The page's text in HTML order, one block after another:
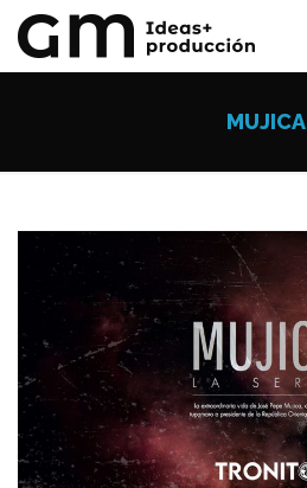
MUJICA